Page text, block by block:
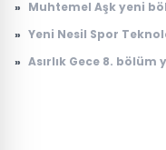
» Muhtemel Aşk yeni
» Yeni Nesil Spor
» Asırlık Gece 8. bölüm